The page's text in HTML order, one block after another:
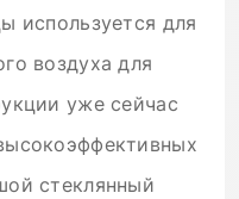
используется для
воздуха для
уже сейчас
стеклянный